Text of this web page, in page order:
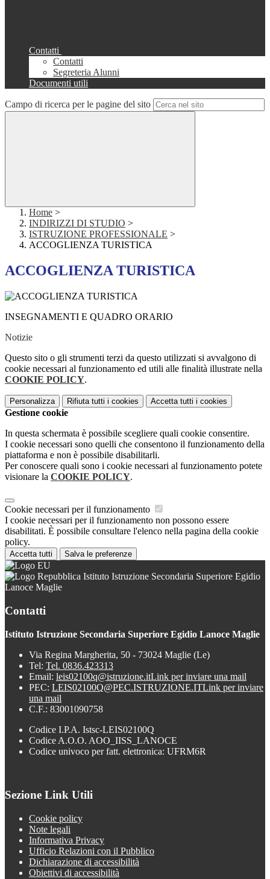
Contatti
Contatti
Segreteria Alunni
Documenti utili
Campo di ricerca per le pagine del sito
Home >
INDIRIZZI DI STUDIO >
ISTRUZIONE PROFESSIONALE >
ACCOGLIENZA TURISTICA
ACCOGLIENZA TURISTICA
INSEGNAMENTI E QUADRO ORARIO
Notizie
Questo sito o gli strumenti terzi da questo utilizzati si avvalgono di
cookie necessari al funzionamento ed utili alle finalità illustrate nella
COOKIE POLICY.
Personalizza Rifiuta tutti i cookies Accetta tutti i cookies
Gestione cookie
In questa schermata è possibile scegliere quali cookie consentire.
I cookie necessari sono quelli che consentono il funzionamento della
piattaforma e non è possibile disabilitarli.
Per conoscere quali sono i cookie necessari al funzionamento potete
visionare la COOKIE POLICY.
Cookie necessari per il funzionamento
I cookie necessari per il funzionamento non possono essere
disabilitati. È possibile consultare l'elenco nella pagina della cookie
policy.
Accetta tutti Salva le preferenze
Istituto Istruzione Secondaria Superiore Egidio
Lanoce Maglie
Contatti
Istituto Istruzione Secondaria Superiore Egidio Lanoce Maglie
Via Regina Margherita, 50 - 73024 Maglie (Le)
Tel: Tel. 0836.423313
Email: leis02100q@istruzione.itLink per inviare una mail
PEC: LEIS02100Q@PEC.ISTRUZIONE.ITLink per inviare
una mail
C.F.: 83001090758
Codice I.P.A. Istsc-LEIS02100Q
Codice A.O.O. AOO_IISS_LANOCE
Codice univoco per fatt. elettronica: UFRM6R
Sezione Link Utili
Cookie policy
Note legali
Informativa Privacy
Ufficio Relazioni con il Pubblico
Dichiarazione di accessibilità
Obiettivi di accessibilità